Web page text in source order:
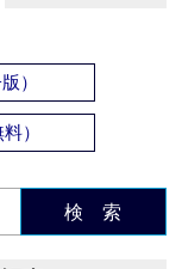
）
）
検 索